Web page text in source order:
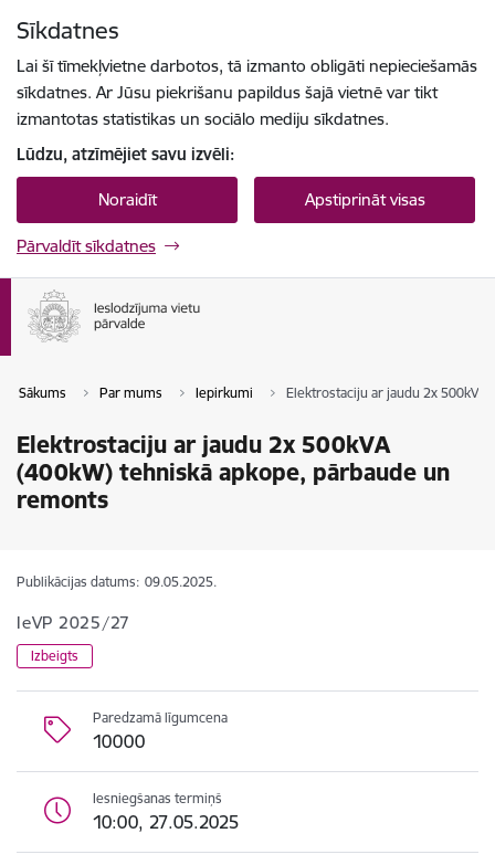
Sīkdatnes
Lai šī tīmekļvietne darbotos, tā izmanto obligāti nepieciešamās
sīkdatnes. Ar Jūsu piekrišanu papildus šajā vietnē var tikt
izmantotas statistikas un sociālo mediju sīkdatnes.
Lūdzu, atzīmējiet savu izvēli:
Noraidīt Apstiprināt visas
Pārvaldīt sīkdatnes
Sākums Par mums Iepirkumi Elektrostaciju ar jaudu 2x
Elektrostaciju ar jaudu 2x 500kVA
(400kW) tehniskā apkope, pārbaude un
remonts
Publikācijas datums: 09.05.2025.
IeVP 2025/27
Izbeigts
Paredzamā līgumcena
10000
Iesniegšanas termiņš
10:00, 27.05.2025